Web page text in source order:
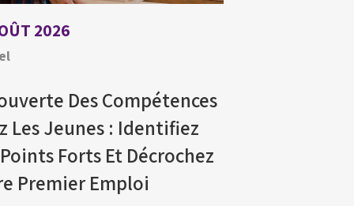
2026
Des Compétences
Les Jeunes : Identifiez
Forts Et Décrochez
Premier Emploi